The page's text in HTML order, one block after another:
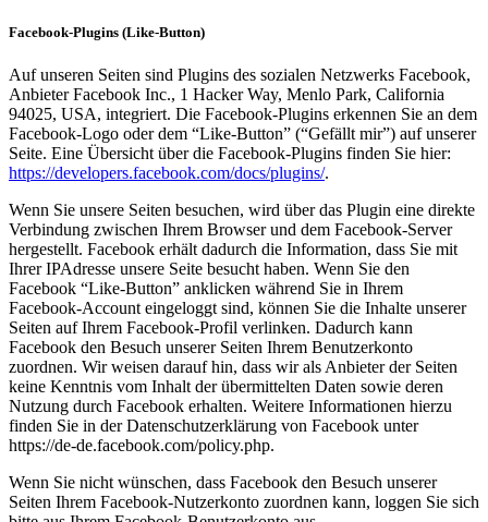
Facebook-Plugins (Like-Button)
Auf unseren Seiten sind Plugins des sozialen Netzwerks Facebook,
Anbieter Facebook Inc., 1 Hacker Way, Menlo Park, California
94025, USA, integriert. Die Facebook-Plugins erkennen Sie an dem
Facebook-Logo oder dem “Like-Button” (“Gefällt mir”) auf unserer
Seite. Eine Übersicht über die Facebook-Plugins finden Sie hier:
https://developers.facebook.com/docs/plugins/.
Wenn Sie unsere Seiten besuchen, wird über das Plugin eine direkte
Verbindung zwischen Ihrem Browser und dem Facebook-Server
hergestellt. Facebook erhält dadurch die Information, dass Sie mit
Ihrer IPAdresse unsere Seite besucht haben. Wenn Sie den
Facebook “Like-Button” anklicken während Sie in Ihrem
Facebook-Account eingeloggt sind, können Sie die Inhalte unserer
Seiten auf Ihrem Facebook-Profil verlinken. Dadurch kann
Facebook den Besuch unserer Seiten Ihrem Benutzerkonto
zuordnen. Wir weisen darauf hin, dass wir als Anbieter der Seiten
keine Kenntnis vom Inhalt der übermittelten Daten sowie deren
Nutzung durch Facebook erhalten. Weitere Informationen hierzu
finden Sie in der Datenschutzerklärung von Facebook unter
https://de-de.facebook.com/policy.php.
Wenn Sie nicht wünschen, dass Facebook den Besuch unserer
Seiten Ihrem Facebook-Nutzerkonto zuordnen kann, loggen Sie sich